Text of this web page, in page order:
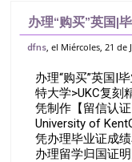
办理“购买”英国|
551190476肯特
办理【学历认证
dfns , el Miércoles, 21
办理“购买”英国|
特大学>UKC复
凭制作【留信认
University of
凭办理毕业证成
办理留学归国证